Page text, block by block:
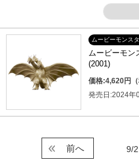
ムービーモンス
ムービーモン
(2001)
価格:4,620円（
発売日:2024年
9/
前へ